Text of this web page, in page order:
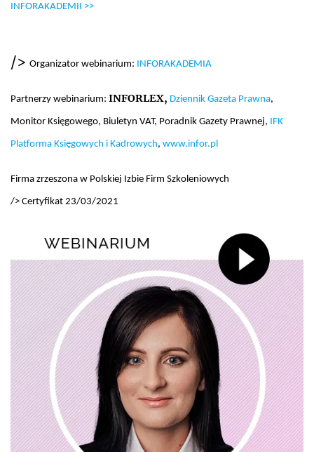
INFORAKADEMII >>
/> Organizator webinarium: INFORAKADEMIA
Partnerzy webinarium: INFORLEX, Dziennik Gazeta Prawna,
Monitor Księgowego, Biuletyn VAT, Poradnik Gazety Prawnej, IFK
Platforma Księgowych i Kadrowych, www.infor.pl
Firma zrzeszona w Polskiej Izbie Firm Szkoleniowych
/> Certyfikat 23/03/2021